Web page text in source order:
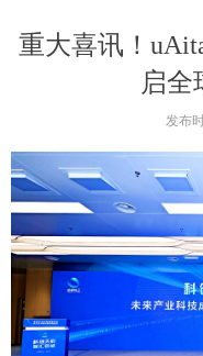
重大喜讯！
启全
发布